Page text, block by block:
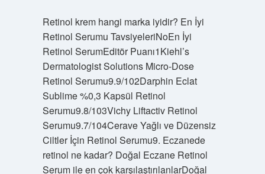
Retinol krem hangi marka iyidir? En İyi
Retinol Serumu TavsiyeleriNoEn İyi
Retinol SerumEditör Puanı1Kiehl’s
Dermatologist Solutions Micro-Dose
Retinol Serumu9.9/102Darphin Eclat
Sublime %0,3 Kapsül Retinol
Serumu9.8/103Vichy Liftactiv Retinol
Serumu9.7/104Cerave Yağlı ve Düzensiz
Ciltler İçin Retinol Serumu9. Eczanede
retinol ne kadar? Doğal Eczane Retinol
Serum ile en çok karşılaştırılanlarDoğal